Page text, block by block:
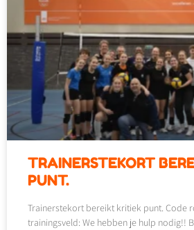
TRAINERSTEKORT
PUNT.
Trainerstekort bereikt kritiek punt. Code
trainingsveld: We hebben je hulp nodig!!